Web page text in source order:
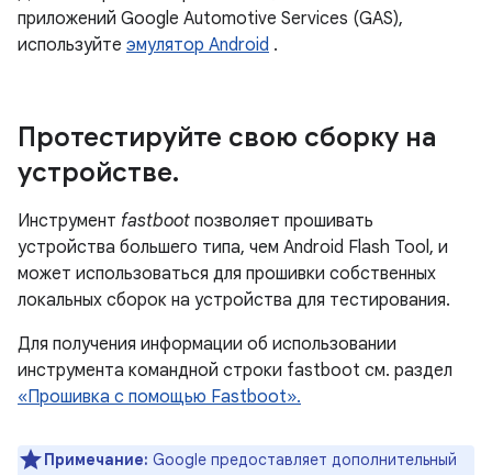
приложений Google Automotive Services (GAS),
используйте эмулятор Android .
Протестируйте свою сборку на
устройстве.
Инструмент fastboot позволяет прошивать
устройства большего типа, чем Android Flash Tool, и
может использоваться для прошивки собственных
локальных сборок на устройства для тестирования.
Для получения информации об использовании
инструмента командной строки fastboot см. раздел
«Прошивка с помощью Fastboot».
Примечание: Google предоставляет дополнительный